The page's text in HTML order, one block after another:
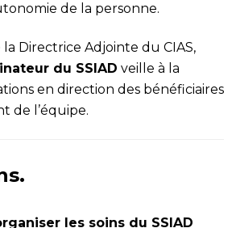
de la personne.
la Directrice Adjointe du CIAS,
du SSIAD veille à la
en direction des bénéficiaires
de l’équipe.
les soins du SSIAD